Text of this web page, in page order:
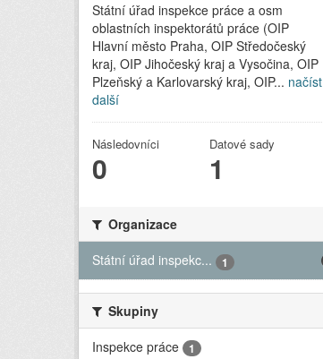
Státní úřad inspekce práce a osm
oblastních inspektorátů práce (OIP
Hlavní město Praha, OIP Středočeský
kraj, OIP Jihočeský kraj a Vysočina, OIP
Plzeňský a Karlovarský kraj, OIP... načíst
další
Následovníci
0
Datové sady
1
Organizace
Státní úřad inspekc...
1
Skupiny
Inspekce práce
1